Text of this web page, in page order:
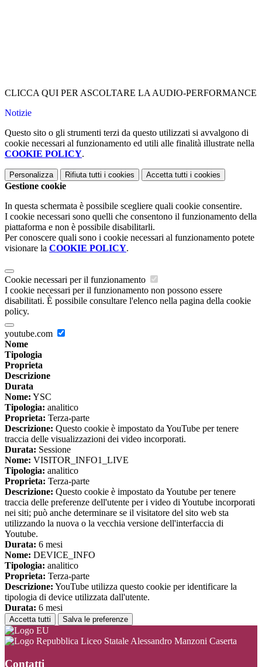
CLICCA QUI PER ASCOLTARE LA AUDIO-PERFORMANCE
Notizie
Questo sito o gli strumenti terzi da questo utilizzati si avvalgono di
cookie necessari al funzionamento ed utili alle finalità illustrate nella
COOKIE POLICY.
Personalizza Rifiuta tutti i cookies Accetta tutti i cookies
Gestione cookie
In questa schermata è possibile scegliere quali cookie consentire.
I cookie necessari sono quelli che consentono il funzionamento della
piattaforma e non è possibile disabilitarli.
Per conoscere quali sono i cookie necessari al funzionamento potete
visionare la COOKIE POLICY.
Cookie necessari per il funzionamento
I cookie necessari per il funzionamento non possono essere
disabilitati. È possibile consultare l'elenco nella pagina della cookie
policy.
youtube.com
Nome
Tipologia
Proprieta
Descrizione
Durata
Nome: YSC
Tipologia: analitico
Proprieta: Terza-parte
Descrizione: Questo cookie è impostato da YouTube per tenere
traccia delle visualizzazioni dei video incorporati.
Durata: Sessione
Nome: VISITOR_INFO1_LIVE
Tipologia: analitico
Proprieta: Terza-parte
Descrizione: Questo cookie è impostato da Youtube per tenere
traccia delle preferenze dell'utente per i video di Youtube incorporati
nei siti; può anche determinare se il visitatore del sito web sta
utilizzando la nuova o la vecchia versione dell'interfaccia di
Youtube.
Durata: 6 mesi
Nome: DEVICE_INFO
Tipologia: analitico
Proprieta: Terza-parte
Descrizione: YouTube utilizza questo cookie per identificare la
tipologia di device utilizzata dall'utente.
Durata: 6 mesi
Accetta tutti Salva le preferenze
Liceo Statale Alessandro Manzoni Caserta
Contatti